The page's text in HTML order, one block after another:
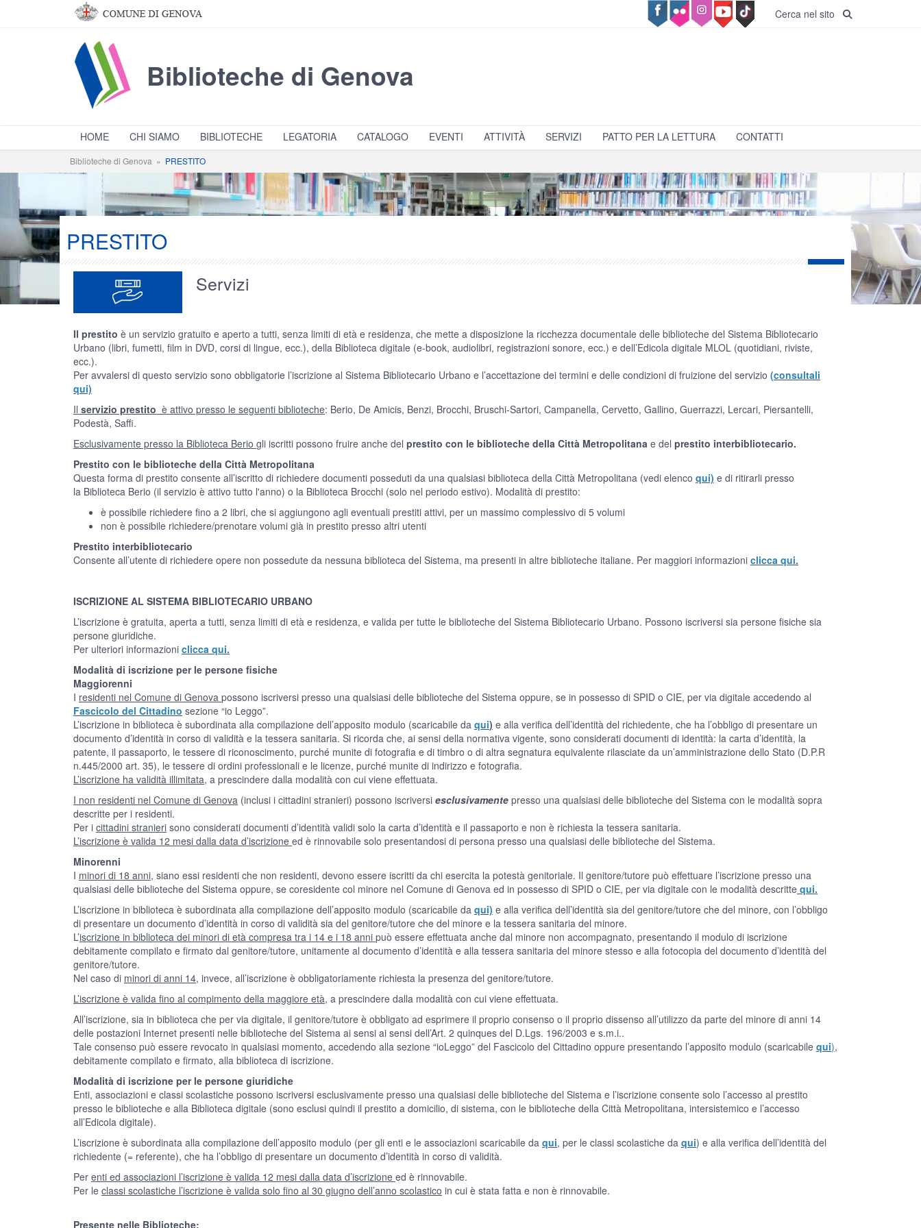
Salta al contenuto principale Cerca nel sito
Biblioteche di Genova
HOME CHI SIAMO BIBLIOTECHE LEGATORIA CATALOGO EVENTI ATTIVITÀ SERVIZI PATTO PER LA LETTURA CONTATTI
Biblioteche di Genova » PRESTITO
PRESTITO
Servizi
Il prestito è un servizio gratuito e aperto a tutti, senza limiti di età e residenza, che mette a disposizione la ricchezza documentale delle biblioteche del Sistema Bibliotecario
Urbano (libri, fumetti, film in DVD, corsi di lingue, ecc.), della Biblioteca digitale (e-book, audiolibri, registrazioni sonore, ecc.) e dell’Edicola digitale MLOL (quotidiani, riviste,
ecc.).
Per avvalersi di questo servizio sono obbligatorie l’iscrizione al Sistema Bibliotecario Urbano e l’accettazione dei termini e delle condizioni di fruizione del servizio (consultali
qui)
Il servizio prestito è attivo presso le seguenti biblioteche: Berio, De Amicis, Benzi, Brocchi, Bruschi-Sartori, Campanella, Cervetto, Gallino, Guerrazzi, Lercari, Piersantelli,
Podestà, Saffi.
Esclusivamente presso la Biblioteca Berio gli iscritti possono fruire anche del prestito con le biblioteche della Città Metropolitana e del prestito interbibliotecario.
Prestito con le biblioteche della Città Metropolitana
Questa forma di prestito consente all’iscritto di richiedere documenti posseduti da una qualsiasi biblioteca della Città Metropolitana (vedi elenco qui) e di ritirarli presso
la Biblioteca Berio (il servizio è attivo tutto l'anno) o la Biblioteca Brocchi (solo nel periodo estivo). Modalità di prestito:
è possibile richiedere fino a 2 libri, che si aggiungono agli eventuali prestiti attivi, per un massimo complessivo di 5 volumi
non è possibile richiedere/prenotare volumi già in prestito presso altri utenti
Prestito interbibliotecario
Consente all’utente di richiedere opere non possedute da nessuna biblioteca del Sistema, ma presenti in altre biblioteche italiane. Per maggiori informazioni clicca qui.
ISCRIZIONE AL SISTEMA BIBLIOTECARIO URBANO
L’iscrizione è gratuita, aperta a tutti, senza limiti di età e residenza, e valida per tutte le biblioteche del Sistema Bibliotecario Urbano. Possono iscriversi sia persone fisiche sia
persone giuridiche.
Per ulteriori informazioni clicca qui.
Modalità di iscrizione per le persone fisiche
Maggiorenni
I residenti nel Comune di Genova possono iscriversi presso una qualsiasi delle biblioteche del Sistema oppure, se in possesso di SPID o CIE, per via digitale accedendo al
Fascicolo del Cittadino sezione “io Leggo”.
L’iscrizione in biblioteca è subordinata alla compilazione dell’apposito modulo (scaricabile da qui) e alla verifica dell’identità del richiedente, che ha l’obbligo di presentare un
documento d’identità in corso di validità e la tessera sanitaria. Si ricorda che, ai sensi della normativa vigente, sono considerati documenti di identità: la carta d’identità, la
patente, il passaporto, le tessere di riconoscimento, purché munite di fotografia e di timbro o di altra segnatura equivalente rilasciate da un’amministrazione dello Stato (D.P.R
n.445/2000 art. 35), le tessere di ordini professionali e le licenze, purché munite di indirizzo e fotografia.
L’iscrizione ha validità illimitata, a prescindere dalla modalità con cui viene effettuata.
I non residenti nel Comune di Genova (inclusi i cittadini stranieri) possono iscriversi esclusivamente presso una qualsiasi delle biblioteche del Sistema con le modalità sopra
descritte per i residenti.
Per i cittadini stranieri sono considerati documenti d’identità validi solo la carta d’identità e il passaporto e non è richiesta la tessera sanitaria.
L’iscrizione è valida 12 mesi dalla data d’iscrizione ed è rinnovabile solo presentandosi di persona presso una qualsiasi delle biblioteche del Sistema.
Minorenni
I minori di 18 anni, siano essi residenti che non residenti, devono essere iscritti da chi esercita la potestà genitoriale. Il genitore/tutore può effettuare l’iscrizione presso una
qualsiasi delle biblioteche del Sistema oppure, se coresidente col minore nel Comune di Genova ed in possesso di SPID o CIE, per via digitale con le modalità descritte qui.
L’iscrizione in biblioteca è subordinata alla compilazione dell’apposito modulo (scaricabile da qui) e alla verifica dell’identità sia del genitore/tutore che del minore, con l’obbligo
di presentare un documento d’identità in corso di validità sia del genitore/tutore che del minore e la tessera sanitaria del minore.
L’iscrizione in biblioteca dei minori di età compresa tra i 14 e i 18 anni può essere effettuata anche dal minore non accompagnato, presentando il modulo di iscrizione
debitamente compilato e firmato dal genitore/tutore, unitamente al documento d’identità e alla tessera sanitaria del minore stesso e alla fotocopia del documento d’identità del
genitore/tutore.
Nel caso di minori di anni 14, invece, all’iscrizione è obbligatoriamente richiesta la presenza del genitore/tutore.
L’iscrizione è valida fino al compimento della maggiore età, a prescindere dalla modalità con cui viene effettuata.
All’iscrizione, sia in biblioteca che per via digitale, il genitore/tutore è obbligato ad esprimere il proprio consenso o il proprio dissenso all’utilizzo da parte del minore di anni 14
delle postazioni Internet presenti nelle biblioteche del Sistema ai sensi ai sensi dell’Art. 2 quinques del D.Lgs. 196/2003 e s.m.i..
Tale consenso può essere revocato in qualsiasi momento, accedendo alla sezione “ioLeggo” del Fascicolo del Cittadino oppure presentando l’apposito modulo (scaricabile qui),
debitamente compilato e firmato, alla biblioteca di iscrizione.
Modalità di iscrizione per le persone giuridiche
Enti, associazioni e classi scolastiche possono iscriversi esclusivamente presso una qualsiasi delle biblioteche del Sistema e l’iscrizione consente solo l’accesso al prestito
presso le biblioteche e alla Biblioteca digitale (sono esclusi quindi il prestito a domicilio, di sistema, con le biblioteche della Città Metropolitana, intersistemico e l’accesso
all’Edicola digitale).
L’iscrizione è subordinata alla compilazione dell’apposito modulo (per gli enti e le associazioni scaricabile da qui, per le classi scolastiche da qui) e alla verifica dell’identità del
richiedente (= referente), che ha l’obbligo di presentare un documento d’identità in corso di validità.
Per enti ed associazioni l’iscrizione è valida 12 mesi dalla data d’iscrizione ed è rinnovabile.
Per le classi scolastiche l’iscrizione è valida solo fino al 30 giugno dell’anno scolastico in cui è stata fatta e non è rinnovabile.
Presente nelle Biblioteche: